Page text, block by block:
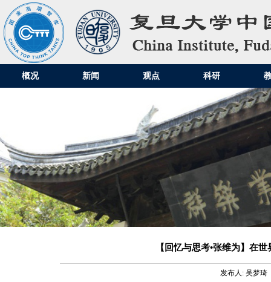
概况 新闻 观点 科研
【回忆与思考•张维为】在
发布人: 吴梦琦